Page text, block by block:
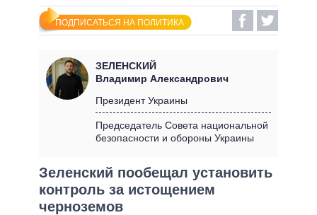
ЛЕНТА
СОБЫТИЯ
СТАТЬИ
МНЕНИЯ
ОБЗОРЫ
ДАЙДЖЕСТЫ
ПОЛИТИКА
ЭКОНОМИКА
МИР
ОБЕЩАНИЯ
ВСЕ ПОЛИТИКИ
ПРЕЗИДЕНТ И ОФИС
КАБИНЕТ МИНИСТРОВ
МЭРЫ
ВСЕ ПЕРСОНЫ
ИНФОГРАФИКА
ВИДЕО
ПОДДЕРЖАТЬ
СРАВНЕНИЕ ПОЛИТИКОВ
ПОДПИСАТЬСЯ НА ПОЛИТИКА
ЗЕЛЕНСКИЙ
Владимир Александрович
Президент Украины
Председатель Совета национальной
безопасности и обороны Украины
Зеленский пообещал установить
контроль за истощением
черноземов